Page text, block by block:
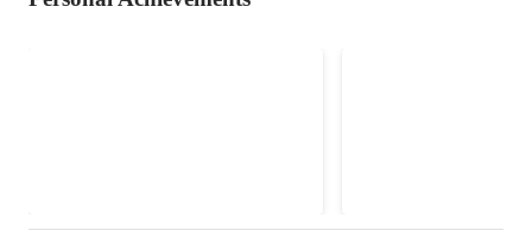
を学びました。今後